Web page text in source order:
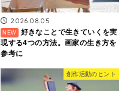
2026.08.05
好きなことで生きていくを実
現する4つの方法。画家の生き方を
参考に
創作活動のヒント